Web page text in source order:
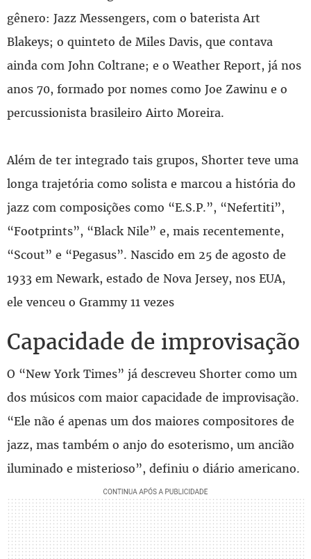
gênero: Jazz Messengers, com o baterista Art
Blakeys; o quinteto de Miles Davis, que contava
ainda com John Coltrane; e o Weather Report, já nos
anos 70, formado por nomes como Joe Zawinu e o
percussionista brasileiro Airto Moreira.
Além de ter integrado tais grupos, Shorter teve uma
longa trajetória como solista e marcou a história do
jazz com composições como “E.S.P.”, “Nefertiti”,
“Footprints”, “Black Nile” e, mais recentemente,
“Scout” e “Pegasus”. Nascido em 25 de agosto de
1933 em Newark, estado de Nova Jersey, nos EUA,
ele venceu o Grammy 11 vezes
Capacidade de improvisação
O “New York Times” já descreveu Shorter como um
dos músicos com maior capacidade de improvisação.
“Ele não é apenas um dos maiores compositores de
jazz, mas também o anjo do esoterismo, um ancião
iluminado e misterioso”, definiu o diário americano.